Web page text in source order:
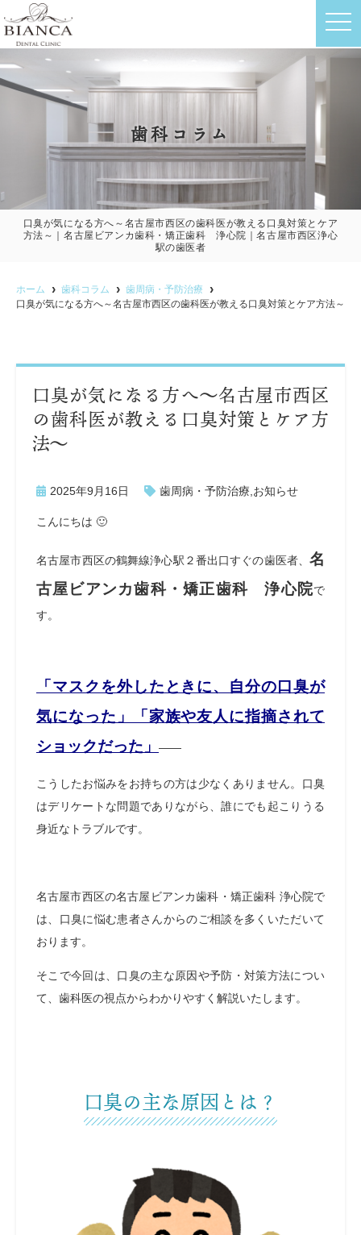
歯科コラム
口臭が気になる方へ～名古屋市西区の歯科医が教える口臭対策とケア
方法～｜名古屋ビアンカ歯科・矯正歯科 浄心院｜名古屋市西区浄心
駅の歯医者
t
o
ホーム 歯科コラム
歯周病・予防治療
口臭が気になる方へ～名古屋市西区の歯科医が教える口臭対策とケア方法～
口臭が気になる方へ～名古屋市西区
の歯科医が教える口臭対策とケア方
法～
2025年9月16日 歯周病・予防治療 お知らせ
こんにちは 🙂
名古屋市西区の鶴舞線浄心駅２番出口すぐの歯医者、 名
古屋ビアンカ歯科・矯正歯科 浄心院で
す。
「マスクを外したときに、自分の口臭が
気になった」「家族や友人に指摘されて
ショックだった」
――
こうしたお悩みをお持ちの方は少なくありません。口臭
はデリケートな問題でありながら、誰にでも起こりうる
身近なトラブルです。
名古屋市西区の名古屋ビアンカ歯科・矯正歯科 浄心院で
は、口臭に悩む患者さんからのご相談を多くいただいて
おります。
そこで今回は、口臭の主な原因や予防・対策方法につい
て、歯科医の視点からわかりやすく解説いたします。
口臭の主な原因とは？